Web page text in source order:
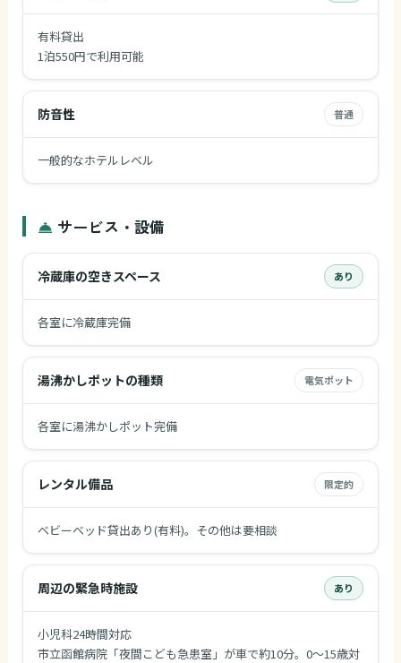
有料貸出
1泊550円で利用可能
防音性 普通
一般的なホテルレベル
サービス・設備
冷蔵庫の空きスペース あり
各室に冷蔵庫完備
湯沸かしポットの種類 電気ポット
各室に湯沸かしポット完備
レンタル備品 限定的
ベビーベッド貸出あり(有料)。その他は要相談
周辺の緊急時施設 あり
小児科24時間対応
市立函館病院「夜間こども急患室」が車で約10分。0～15歳対